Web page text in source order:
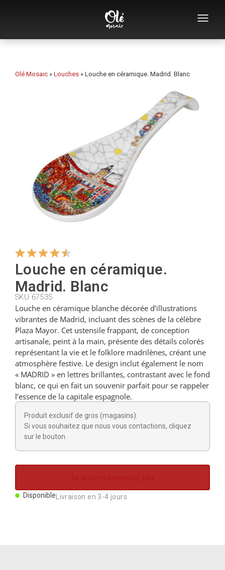
Qui sommes-nous
Ouvre-bouteilles
Tasses
Bols
Cendriers
Cintres
Coupeurs
Petites cuillères
Louches
Dés à coudre
Figurines
Porte-clés
Olé Mosaic » Louches » Louche en céramique. Madrid. Blanc
Louche en céramique.
Madrid. Blanc
SKU 67535
Louche en céramique blanche décorée d’illustrations
vibrantes de Madrid, incluant des scènes de la célèbre
Plaza Mayor. Cet ustensile frappant, de conception
artisanale, peint à la main, présente des détails colorés
représentant la vie et le folklore madrilènes, créant une
atmosphère festive. Le design inclut également le nom
« MADRID » en lettres brillantes, contrastant avec le fond
blanc, ce qui en fait un souvenir parfait pour se rappeler
l’essence de la capitale espagnole.
Produit exclusif de gros (magasins).
Si vous souhaitez que nous vous contactions, cliquez
sur le bouton.
Je suis intéressé(e) par
DisponibleLivraison en 3-4 jours